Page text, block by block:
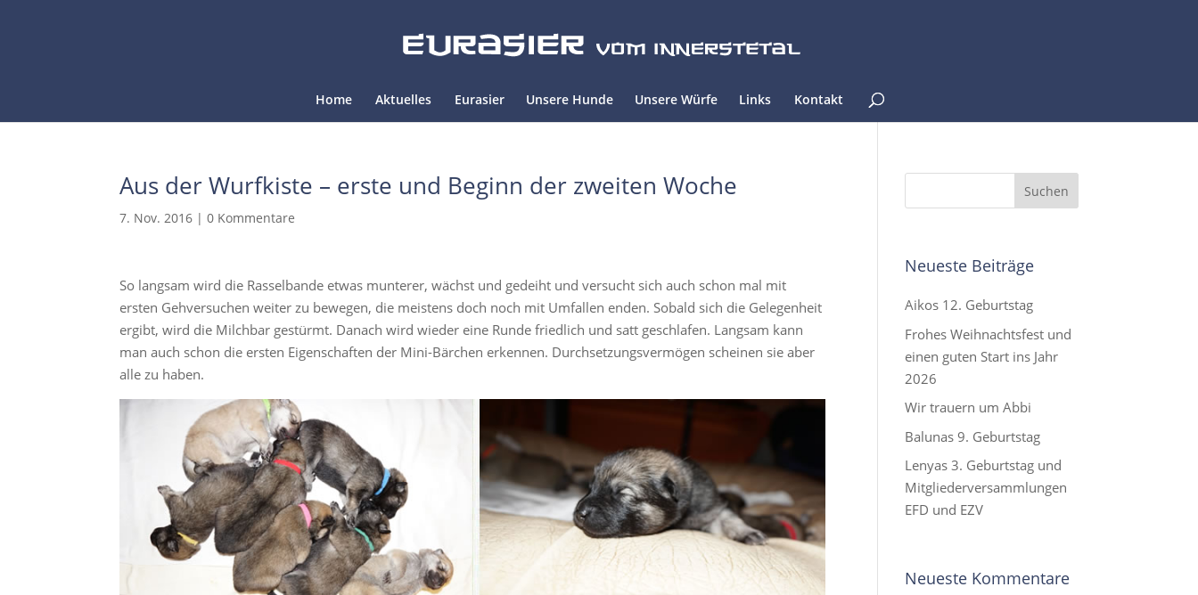
Home Aktuelles Eurasier Unsere Hunde Unsere Würfe Links Kontakt
Aus der Wurfkiste – erste und Beginn der zweiten Woche
7. Nov. 2016 |0 Kommentare
So langsam wird die Rasselbande etwas munterer, wächst und gedeiht und versucht sich auch schon mal mit
ersten Gehversuchen weiter zu bewegen, die meistens doch noch mit Umfallen enden. Sobald sich die Gelegenheit
ergibt, wird die Milchbar gestürmt. Danach wird wieder eine Runde friedlich und satt geschlafen. Langsam kann
man auch schon die ersten Eigenschaften der Mini-Bärchen erkennen. Durchsetzungsvermögen scheinen sie aber
alle zu haben.
Neueste Beiträge
Aikos 12. Geburtstag
Frohes Weihnachtsfest und
einen guten Start ins Jahr
2026
Wir trauern um Abbi
Balunas 9. Geburtstag
Lenyas 3. Geburtstag und
Mitgliederversammlungen
EFD und EZV
Neueste Kommentare